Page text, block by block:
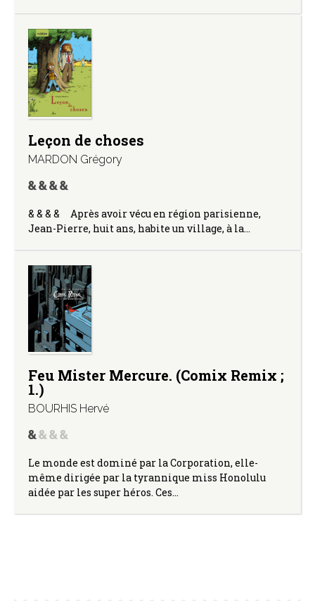
Leçon de choses
MARDON Grégory
& & & & Après avoir vécu en région parisienne,
Jean-Pierre, huit ans, habite un village, à la…
Feu Mister Mercure. (Comix Remix ;
1.)
BOURHIS Hervé
Le monde est dominé par la Corporation, elle-
même dirigée par la tyrannique miss Honolulu
aidée par les super héros. Ces…